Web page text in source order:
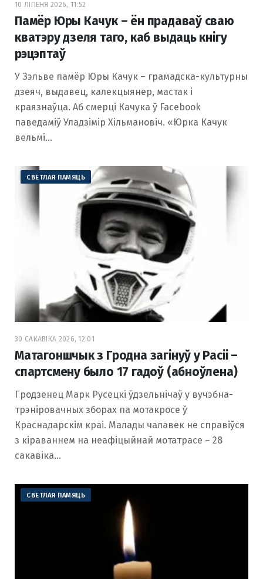
10 ЛІПЕНЯ 2026, 11:52
Памёр Юры Качук – ён прадаваў сваю
кватэру дзеля таго, каб выдаць кнігу
рэцэптаў
У Зэльве памёр Юры Качук – грамадска-культурны
дзеяч, выдавец, калекцыянер, мастак і
краязнаўца. Аб смерці Качука ў Facebook
паведаміў Уладзімір Хільмановіч. «Юрка Качук
вельмі…
СВЕТЛАЯ ПАМЯЦЬ
30 САКАВІКА 2026, 12:01
Матагоншчык з Гродна загінуў у Расіі –
спартсмену было 17 гадоў (абноўлена)
Гродзенец Марк Русецкі ўдзельнічаў у вучэбна-
трэніровачных зборах па мотакросе ў
Краснадарскім краі. Малады чалавек не справіўся
з кіраваннем на неафіцыйнай мотатрасе – 28
сакавіка…
СВЕТЛАЯ ПАМЯЦЬ